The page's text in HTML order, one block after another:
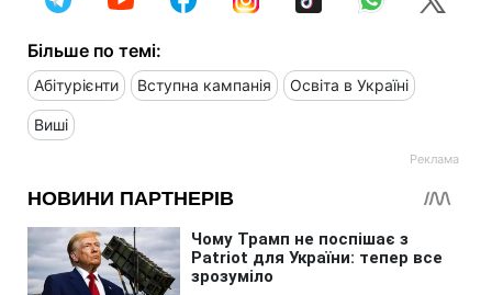
Більше по темі:
Абітурієнти Вступна кампанія Освіта в Україні
Виші